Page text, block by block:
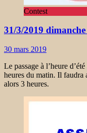
Contest
31/3/2019
30 mars 2019
Le passage à l’heure
heures du matin. Il faudra
alors 3 heures.